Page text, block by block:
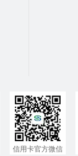
信用卡官方微信